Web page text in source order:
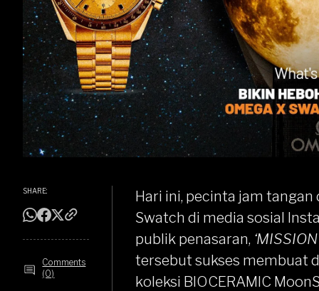
SHARE:
Comments
(0)
Hari ini, pecinta jam
Swatch di media sosial
publik penasaran,
tersebut sukses membuat
koleksi BIOCERAMIC